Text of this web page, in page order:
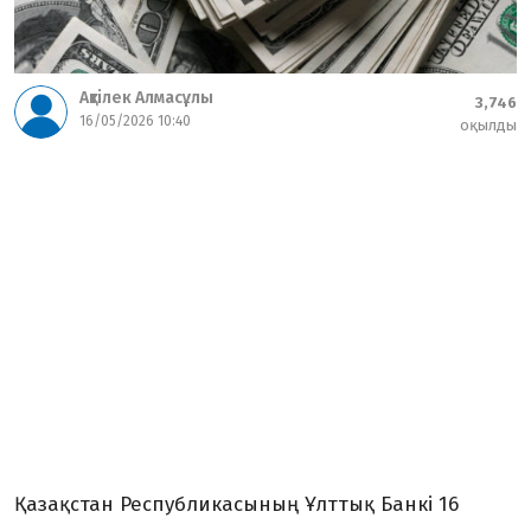
Ақтілек Алмасұлы
16/05/2026 10:40
3,746
оқылды
Қазақстан Республикасының Ұлттық Банкі 16